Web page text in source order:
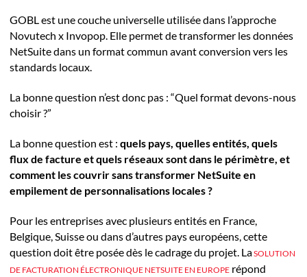
GOBL est une couche universelle utilisée dans l’approche
Novutech x Invopop. Elle permet de transformer les données
NetSuite dans un format commun avant conversion vers les
standards locaux.
La bonne question n’est donc pas : “Quel format devons-nous
choisir ?”
La bonne question est : quels pays, quelles entités, quels
flux de facture et quels réseaux sont dans le périmètre, et
comment les couvrir sans transformer NetSuite en
empilement de personnalisations locales ?
Pour les entreprises avec plusieurs entités en France,
Belgique, Suisse ou dans d’autres pays européens, cette
question doit être posée dès le cadrage du projet. LaSOLUTION
DE FACTURATION ÉLECTRONIQUE NETSUITE EN EUROPErépond